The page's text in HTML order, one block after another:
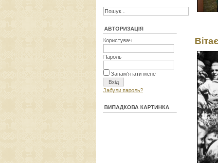
АВТОРИЗАЦІЯ
Користувач
Пароль
Запам'ятати мене
Забули пароль?
ВИПАДКОВА КАРТИНКА